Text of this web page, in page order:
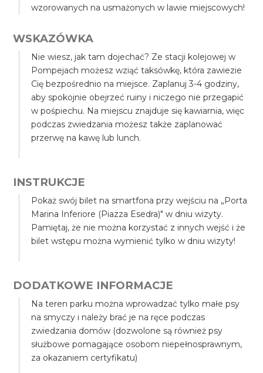
wzorowanych na usmażonych w lawie miejscowych!
WSKAZÓWKA
Nie wiesz, jak tam dojechać? Ze stacji kolejowej w
Pompejach możesz wziąć taksówkę, która zawiezie
Cię bezpośrednio na miejsce. Zaplanuj 3-4 godziny,
aby spokojnie obejrzeć ruiny i niczego nie przegapić
w pośpiechu. Na miejscu znajduje się kawiarnia, więc
podczas zwiedzania możesz także zaplanować
przerwę na kawę lub lunch.
INSTRUKCJE
Pokaż swój bilet na smartfona przy wejściu na „Porta
Marina Inferiore (Piazza Esedra)" w dniu wizyty.
Pamiętaj, że nie można korzystać z innych wejść i że
bilet wstępu można wymienić tylko w dniu wizyty!
DODATKOWE INFORMACJE
Na teren parku można wprowadzać tylko małe psy
na smyczy i należy brać je na ręce podczas
zwiedzania domów (dozwolone są również psy
służbowe pomagające osobom niepełnosprawnym,
za okazaniem certyfikatu)